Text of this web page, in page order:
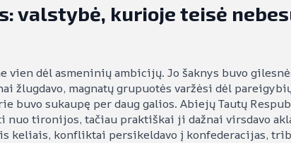
valstybė, kurioje teisė
vien dėl asmeninių ambicijų. Jo šaknys buvo
žlugdavo, magnatų grupuotės varžėsi dėl
buvo sukaupę per daug galios. Abiejų Tautų
tironijos, tačiau praktiškai ji dažnai virsdavo
keliais, konfliktai persikeldavo į konfederacijas,